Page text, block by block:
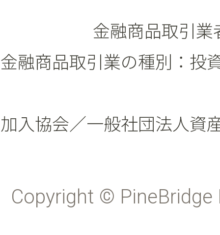
金融商品取引
金融商品取引業の種別：投
加入協会／一般社団法人資
Copyright ©